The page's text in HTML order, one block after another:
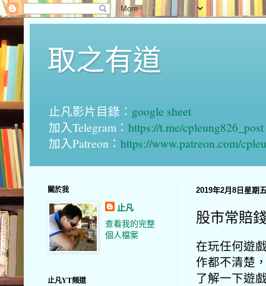
取之有道
止凡影片目錄： google sheet
加入Telegram： https://t.me/cpleung826_post
加入Patreon： https://www.patreon.com/
2019年2月8日星期
股市常賠
在玩任何遊
作都不清楚
了解一下遊
關於我
止凡
查看我的完整
個人檔案
止凡YT頻道